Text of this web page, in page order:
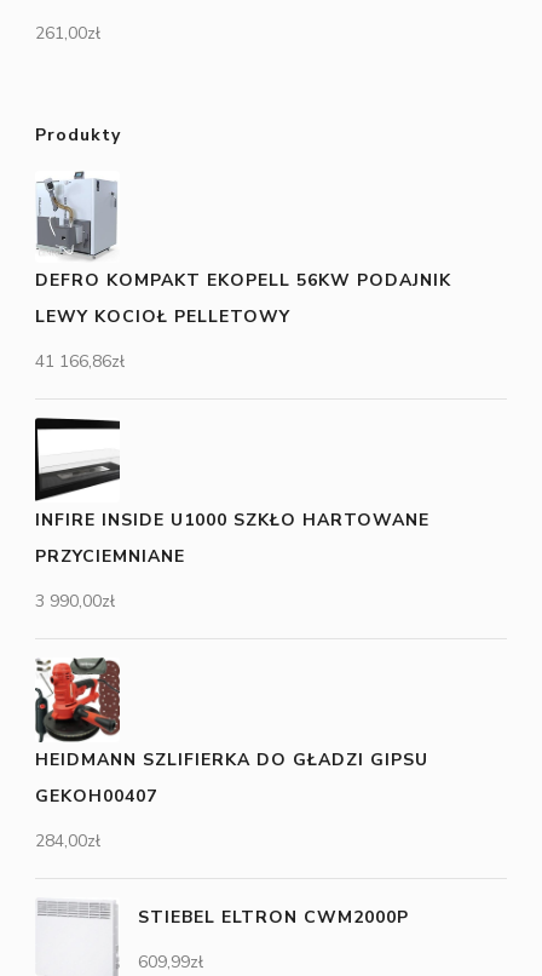
261,00zł
Produkty
DEFRO KOMPAKT EKOPELL 56KW PODAJNIK
LEWY KOCIOŁ PELLETOWY
41 166,86zł
INFIRE INSIDE U1000 SZKŁO HARTOWANE
PRZYCIEMNIANE
3 990,00zł
HEIDMANN SZLIFIERKA DO GŁADZI GIPSU
GEKOH00407
284,00zł
STIEBEL ELTRON CWM2000P
609,99zł